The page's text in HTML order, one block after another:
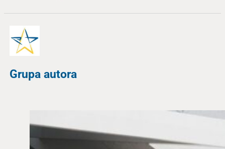
Grupa autora